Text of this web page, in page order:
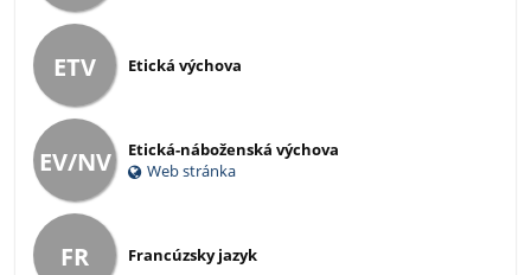
ETV Etická výchova
EV/NV
Etická-náboženská výchova
Web stránka
FR Francúzsky jazyk